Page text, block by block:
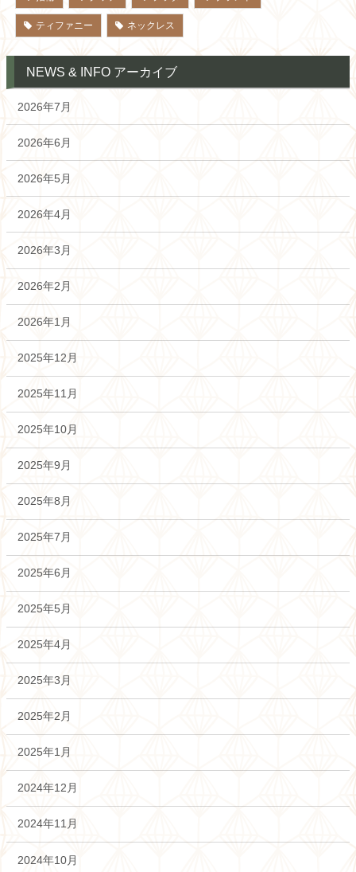
ティファニー ネックレス
NEWS & INFO アーカイブ
2026年7月
2026年6月
2026年5月
2026年4月
2026年3月
2026年2月
2026年1月
2025年12月
2025年11月
2025年10月
2025年9月
2025年8月
2025年7月
2025年6月
2025年5月
2025年4月
2025年3月
2025年2月
2025年1月
2024年12月
2024年11月
2024年10月